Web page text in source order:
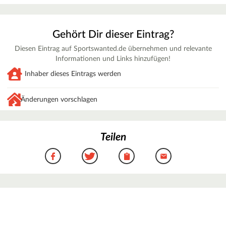
Gehört Dir dieser Eintrag?
Diesen Eintrag auf Sportswanted.de übernehmen und relevante
Informationen und Links hinzufügen!
Inhaber dieses Eintrags werden
Änderungen vorschlagen
Teilen